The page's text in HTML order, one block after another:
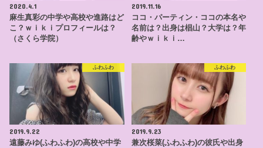
2020.4.1
麻生真彩の中学や高校や進路はど
こ？ｗｉｋｉプロフィールは？
（さくら学院）
2019.11.16
ココ・パーティン・ココの本名や
名前は？出身は椙山？大学は？年
齢やｗｉｋｉ…
ふわふわ
2019.9.22
遠藤みゆ(ふわふわ)の高校や中学
ふわふわ
2019.9.23
兼次桜菜(ふわふわ)の彼氏や出身